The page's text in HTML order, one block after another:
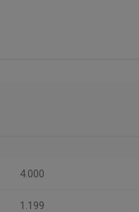
4.000
1.199